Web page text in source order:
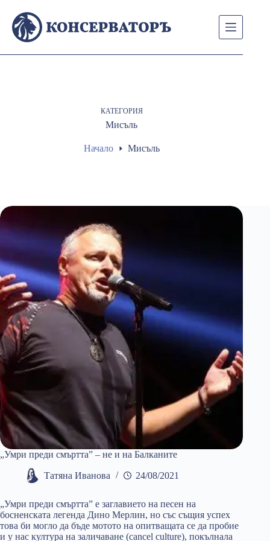
content
КАТЕГОРИЯ
Мисъль
Начало Мисъль
„Умри преди смъртта” – не и на Балканите
Татяна Иванова 24/08/2021
„Умри преди смъртта” е заглавието на песен на
босненската легенда Дино Мерлин, но със същия успех
това би могло да бъде мотото на опитващата се да пробие
и у нас култура на заличаване (cancel culture), покълнала